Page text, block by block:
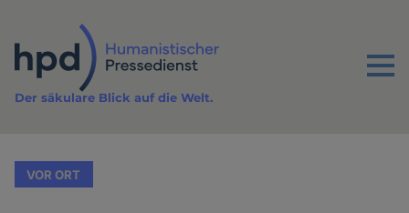
Inhalt
Menu
Der säkulare Blick auf die Welt.
VOR ORT